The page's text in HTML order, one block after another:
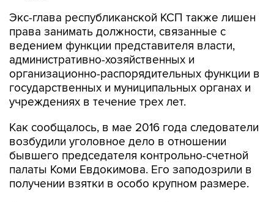
Экс-глава республиканской КСП также лишен
права занимать должности, связанные с
ведением функции представителя власти,
административно-хозяйственных и
организационно-распорядительных функции в
государственных и муниципальных органах и
учреждениях в течение трех лет.
Как сообщалось, в мае 2016 года следователи
возбудили уголовное дело в отношении
бывшего председателя контрольно-счетной
палаты Коми Евдокимова. Его заподозрили в
получении взятки в особо крупном размере.